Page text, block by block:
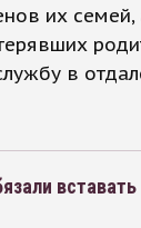
их семей,
в
вставать